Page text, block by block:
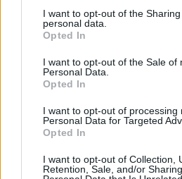
not limited to your visit or usage
grant or deny consent to Google
use your data for below specified
consent section.
I want to opt-out of the
personal data.
Opted In
I want to opt-out of the Sale of
Personal Data.
Opted In
I want to opt-out of processing
Personal Data for Targeted
Opted In
I want to opt-out of Collection,
Retention, Sale, and/or
Non ho mai visto niente del genere,
politica per molto tempo Un presidente
stata oltre il 100 per cento Auguriamo
all’Argentina.
ha aggiunto.
Speranza per il 2024 e la sfida di
Orbán ha concluso il suo video su
speranza per il 2024, sottolineando la
Bruxelles”. Ha espresso ottimismo per